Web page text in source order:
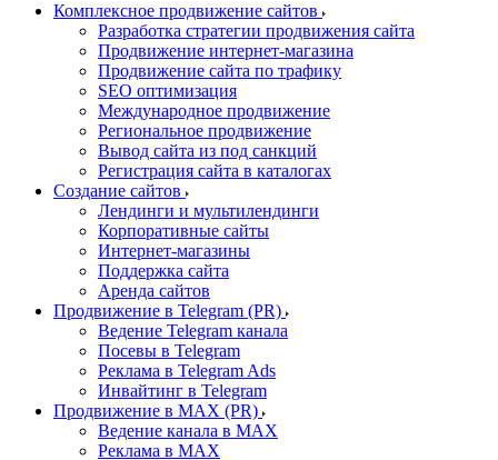
Комплексное продвижение сайтов
Разработка стратегии продвижения сайта
Продвижение интернет-магазина
Продвижение сайта по трафику
SEO оптимизация
Международное продвижение
Региональное продвижение
Вывод сайта из под санкций
Регистрация сайта в каталогах
Создание сайтов
Лендинги и мультилендинги
Корпоративные сайты
Интернет-магазины
Поддержка сайта
Аренда сайтов
Продвижение в Telegram (PR)
Ведение Telegram канала
Посевы в Telegram
Реклама в Telegram Ads
Инвайтинг в Telegram
Продвижение в MAX (PR)
Ведение канала в MAX
Реклама в MAX